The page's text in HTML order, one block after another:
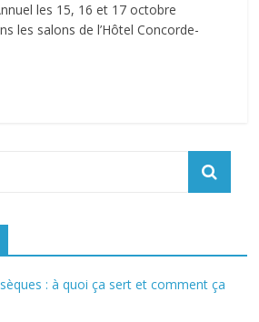
les 15, 16 et 17 octobre
les salons de l’Hôtel Concorde-
: à quoi ça sert et comment ça